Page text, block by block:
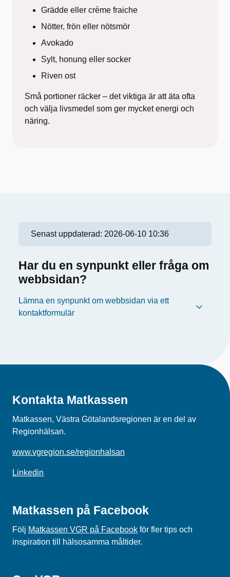
Grädde eller crème fraiche
Nötter, frön eller nötsmör
Avokado
Sylt, honung eller socker
Riven ost
Små portioner räcker – det viktiga är att äta ofta
och välja livsmedel som ger mycket energi och
näring.
Senast uppdaterad: 2026-06-10 10:36
Har du en synpunkt eller fråga om
webbsidan?
Lämna en synpunkt om webbsidan via ett
kontaktformulär
Kontakta Matkassen
Matkassen, Västra Götalandsregionen är en del av
Regionhälsan.
www.vgregion.se/regionhalsan
Linkedin
Matkassen på Facebook
Följ Matkassen VGR på Facebook för fler tips och
inspiration till hälsosamma måltider.